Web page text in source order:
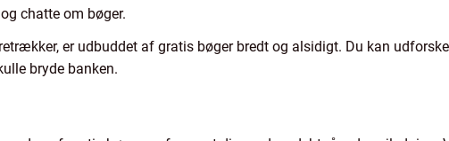
chatte om bøger.
er udbuddet af gratis bøger bredt og alsidigt. Du kan
bryde banken.